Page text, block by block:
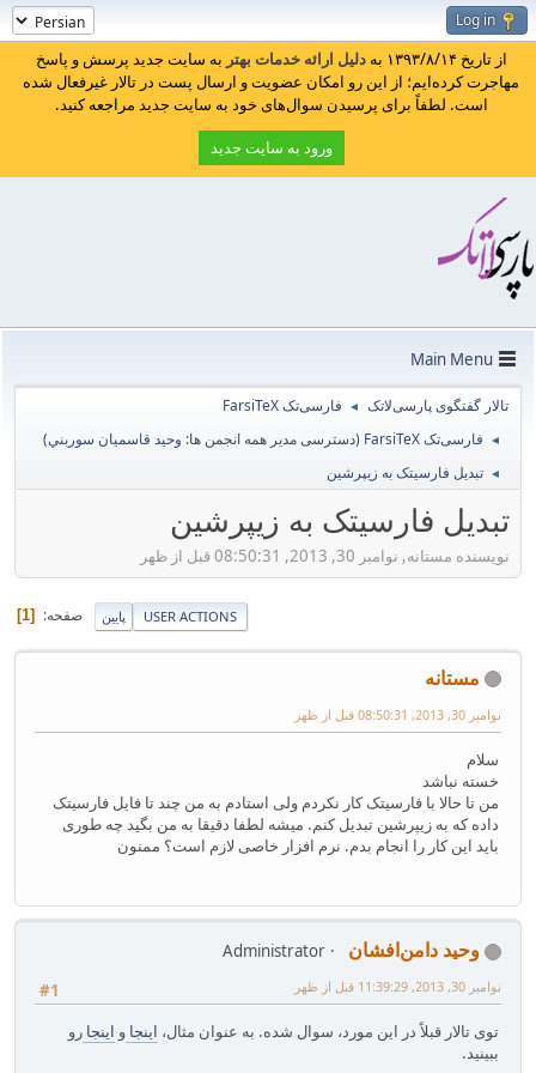
Log in
از تاریخ ۱۳۹۳/۸/۱۴ به دلیل ارائه خدمات بهتر به سایت جدید پرسش و پاسخ
مهاجرت کرده‌ایم؛ از این رو امکان عضویت و ارسال پست در تالار غیرفعال شده
است. لطفاً برای پرسیدن سوال‌های خود به سایت جدید مراجعه کنید.
ورود به سایت جدید
Main Menu
تالار گفتگوی پارسی‌لاتک ◄ فارسی‌تک FarsiTeX
◄ فارسی‌تک FarsiTeX (دسترسی مدیر همه انجمن ها: وحيد قاسميان سوربني)
◄ تبدیل فارسیتک به زیپرشین
تبدیل فارسیتک به زیپرشین
نویسنده مستانه, نوامبر 30, 2013, 08:50:31 قبل از ظهر
پایین صفحه 1 USER ACTIONS
مستانه
نوامبر 30, 2013, 08:50:31 قبل از ظهر
سلام
خسته نباشد
من تا حالا با فارسیتک کار نکردم ولی استادم به من چند تا فایل فارسیتک
داده که به زیپرشین تبدیل کنم. میشه لطفا دقیقا به من بگید چه طوری
باید این کار را انجام بدم. نرم افزار خاصی لازم است؟ ممنون
وحید دامن‌افشان
Administrator
#1
نوامبر 30, 2013, 11:39:29 قبل از ظهر
توی تالار قبلاً در این مورد، سوال شده. به عنوان مثال، اینجا و اینجا رو
ببینید.